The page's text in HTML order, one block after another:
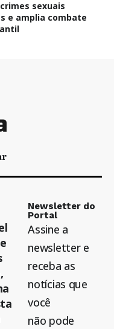
sexuais
e amplia combate
Newsletter do
Portal
Assine a
newsletter e
receba as
notícias que
você
não pode